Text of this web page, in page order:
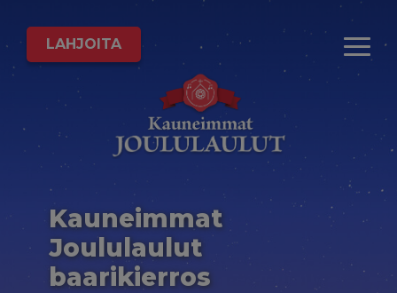
LAHJOITA
Kauneimmat
Joululaulut
baarikierros